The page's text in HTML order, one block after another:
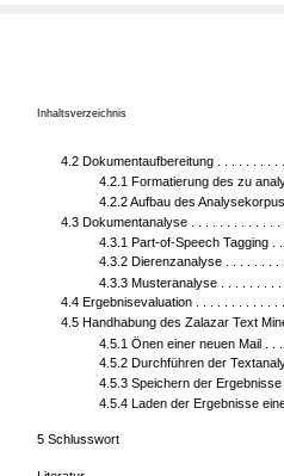
Inhaltsverzeichnis
4.2 Dokumentaufbereitung . . . . . . . . .
4.2.1 Formatierung des zu
4.2.2 Aufbau des
4.3 Dokumentanalyse . . . . . . . . . . . .
4.3.1 Part-of-Speech Tagging .
4.3.2 Dierenzanalyse . . . . . . . .
4.3.3 Musteranalyse . . . . . . . .
4.4 Ergebnisevaluation . . . . . . . . . . . .
4.5 Handhabung des Zalazar Text
4.5.1 Önen einer neuen Mail . .
4.5.2 Durchführen der
4.5.3 Speichern der
4.5.4 Laden der Ergebnisse
5 Schlusswort